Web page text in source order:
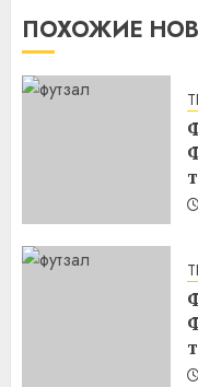
ПОХОЖИЕ